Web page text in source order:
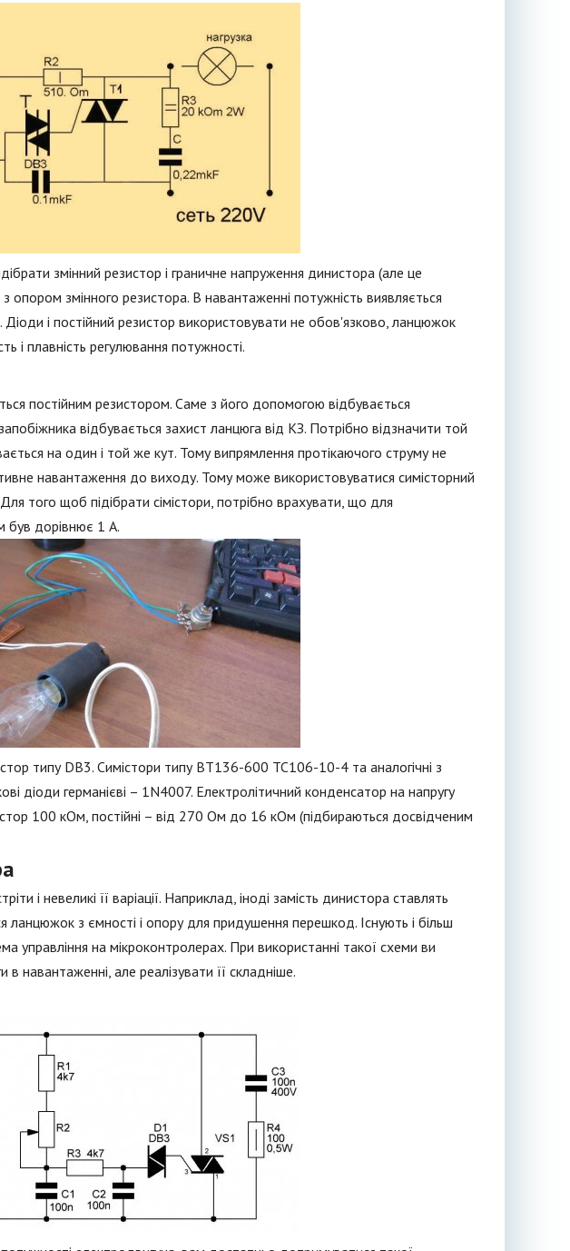
змінний резистор і граничне напруження динистора (але це
опором змінного резистора. В навантаженні потужність виявляється
і постійний резистор використовувати не обов'язково, ланцюжок
і плавність регулювання потужності.
постійним резистором. Саме з його допомогою відбувається
відбувається захист ланцюга від КЗ. Потрібно відзначити той
на один і той же кут. Тому випрямлення протікаючого струму не
навантаження до виходу. Тому може використовуватися симісторний
того щоб підібрати сімістори, потрібно врахувати, що для
був дорівнює 1 А.
типу DB3. Симістори типу ВТ136-600 ТС106-10-4 та аналогічні з
діоди германієві – 1N4007. Електролітичний конденсатор на напругу
100 кОм, постійні – від 270 Ом до 16 кОм (підбираються досвідченим
і невеликі її варіації. Наприклад, іноді замість динистора ставлять
ланцюжок з ємності і опору для придушення перешкод. Існують і більш
управління на мікроконтролерах. При використанні такої схеми ви
навантаженні, але реалізувати її складніше.